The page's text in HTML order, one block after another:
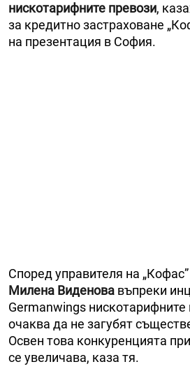
нискотарифните превози,
за кредитно застраховане
на презентация в София.
Според управителя на
Милена Виденова въпреки
Germanwings
очаква да не загубят
Освен това конкуренцията
се увеличава, каза тя.